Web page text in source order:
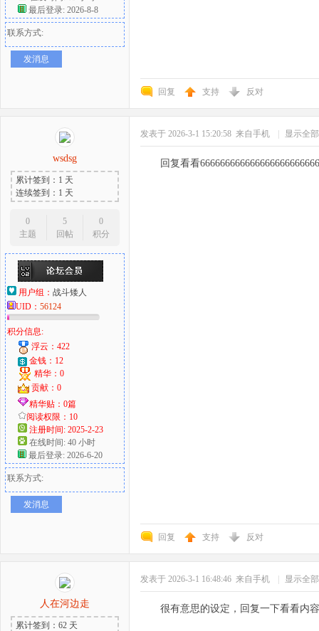
最后登录: 2026-8-8
联系方式:
发消息
回复 支持 反对
wsdsg
累计签到：1 天
连续签到：1 天
0
主题
5
回帖
0
积分
用户组： 战斗矮人
UID： 56124
积分信息:
浮云：422
金钱：12
精华：0
贡献：0
精华贴：0篇
阅读权限：10
注册时间: 2025-2-23
在线时间: 40 小时
最后登录: 2026-6-20
联系方式:
发消息
发表于 2026-3-1 15:20:58 来自手机 显示全
回复看看
回复 支持 反对
人在河边走
累计签到：62 天
发表于 2026-3-1 16:48:46 来自手机 显示全
很有意思的设定，回复一下看看内容